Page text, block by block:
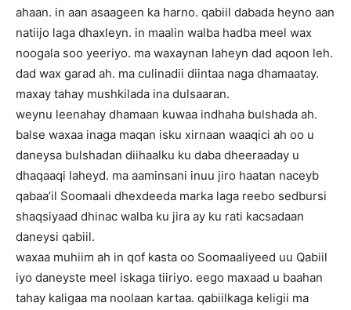
ahaan. in aan asaageen ka harno. qabiil dabada heyno aan
natiijo laga dhaxleyn. in maalin walba hadba meel wax
noogala soo yeeriyo. ma waxaynan laheyn dad aqoon leh.
dad wax garad ah. ma culinadii diintaa naga dhamaatay.
maxay tahay mushkilada ina dulsaaran.
weynu leenahay dhamaan kuwaa indhaha bulshada ah.
balse waxaa inaga maqan isku xirnaan waaqici ah oo u
daneysa bulshadan diihaalku ku daba dheeraaday u
dhaqaaqi laheyd. ma aaminsani inuu jiro haatan naceyb
qabaa’il Soomaali dhexdeeda marka laga reebo sedbursi
shaqsiyaad dhinac walba ku jira ay ku rati kacsadaan
daneysi qabiil.
waxaa muhiim ah in qof kasta oo Soomaaliyeed uu Qabiil
iyo daneyste meel iskaga tiiriyo. eego maxaad u baahan
tahay kaligaa ma noolaan kartaa. qabiilkaga keligii ma